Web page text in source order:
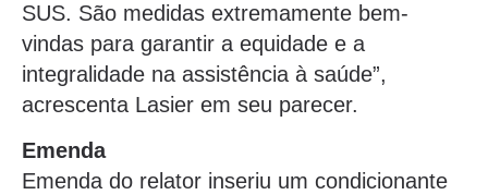
SUS. São medidas extremamente bem-
vindas para garantir a equidade e a
integralidade na assistência à saúde”,
acrescenta Lasier em seu parecer.
Emenda
Emenda do relator inseriu um condicionante